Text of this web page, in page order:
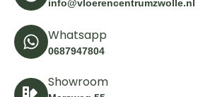
info@vloerencentrumzwolle.nl
Whatsapp
0687947804
Showroom